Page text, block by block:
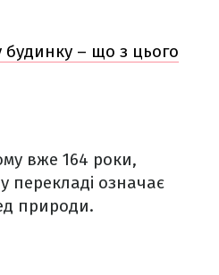
– що з цього
вже 164 роки,
перекладі означає
природи.